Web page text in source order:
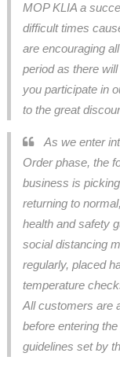
MOP KLIA a
difficult times
are encouraging
period as there
you participate in
to the great
As we enter
Order phase, the
business is
returning to
health and safety
social distancing
regularly, placed
temperature
All customers are
before entering
guidelines set by